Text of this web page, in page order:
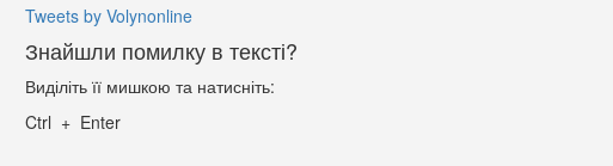
Tweets by Volynonline
Знайшли помилку в тексті?
Виділіть її мишкою та натисніть:
Ctrl + Enter